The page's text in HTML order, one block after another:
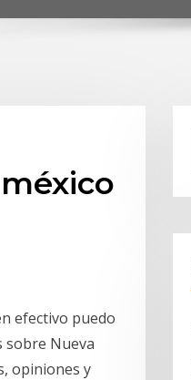
efectivo puedo
sobre Nueva
opiniones y